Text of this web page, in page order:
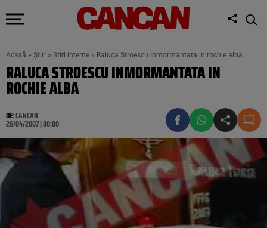
Acasă » Știri » Știri interne » Raluca Stroescu Inmormantata in rochie alba
RALUCA STROESCU INMORMANTATA IN
ROCHIE ALBA
DE:CANCAN
26/04/2007 | 00:00